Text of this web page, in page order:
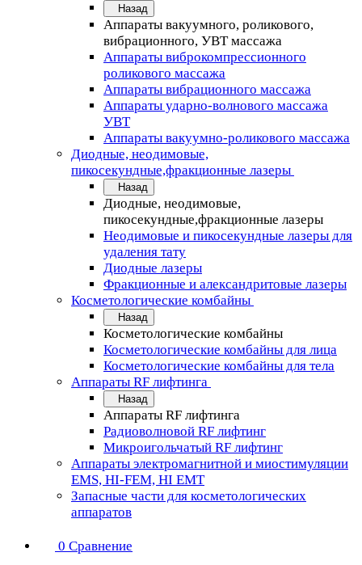
Назад
Аппараты вакуумного, роликового,
вибрационного, УВТ массажа
Аппараты виброкомпрессионного
роликового массажа
Аппараты вибрационного массажа
Аппараты ударно-волнового массажа
УВТ
Аппараты вакуумно-роликового массажа
Диодные, неодимовые,
пикосекундные,фракционные лазеры
Назад
Диодные, неодимовые,
пикосекундные,фракционные лазеры
Неодимовые и пикосекундные лазеры для
удаления тату
Диодные лазеры
Фракционные и александритовые лазеры
Косметологические комбайны
Назад
Косметологические комбайны
Косметологические комбайны для лица
Косметологические комбайны для тела
Аппараты RF лифтинга
Назад
Аппараты RF лифтинга
Радиоволновой RF лифтинг
Микроигольчатый RF лифтинг
Аппараты электромагнитной и миостимуляции
EMS, HI-FEM, HI EMT
Запасные части для косметологических
аппаратов
0 Сравнение